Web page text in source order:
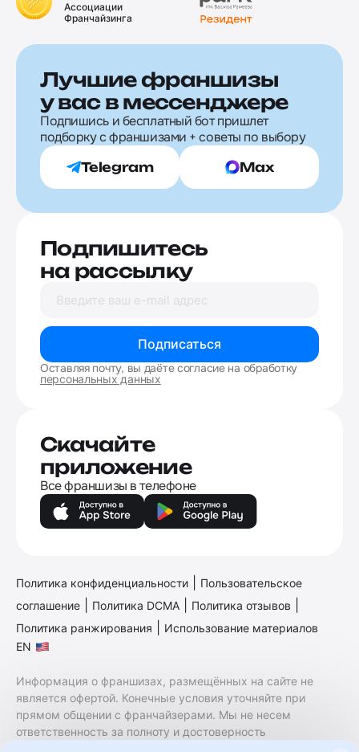
Ассоциации
Франчайзинга
Лучшие франшизы
у вас в мессенджере
Подпишись и бесплатный бот пришлет
подборку с франшизами + советы по выбору
Telegram Max
Подпишитесь
на рассылку
Подписаться
Оставляя почту, вы даёте согласие на обработку
персональных данных
Скачайте
приложение
Все франшизы в телефоне
Политика конфиденциальности
Пользовательское
соглашение
Политика DCMA Политика отзывов
Политика ранжирования
Использование материалов
EN
Информация о франшизах, размещённых на сайте не
является офертой. Конечные условия уточняйте при
прямом общении с франчайзерами. Мы не несем
ответственность за полноту и достоверность